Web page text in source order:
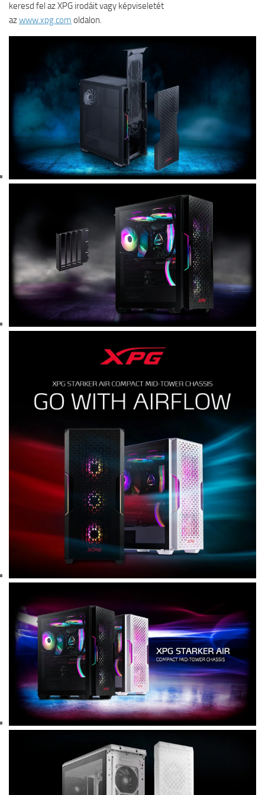
keresd fel az XPG irodáit vagy képviseletét
azwww.xpg.com oldalon.